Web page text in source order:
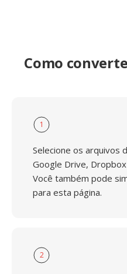
Como
1
Selecione os arquivos
Google Drive,
Você também pode
para esta página.
2